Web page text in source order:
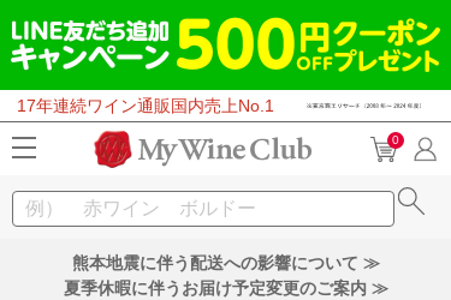
17年連続ワイン通販国内売上No.1
0
熊本地震に伴う配送への影響について ≫
夏季休暇に伴うお届け予定変更のご案内 ≫